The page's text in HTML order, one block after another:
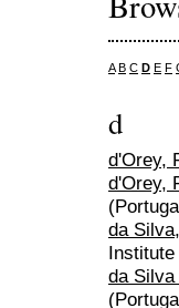
A B C D E F
d
d'Orey,
d'Orey,
da
Institute
da